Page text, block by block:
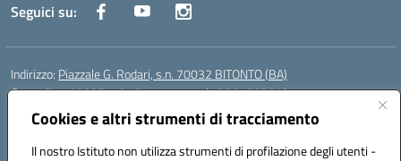
Cookies e altri strumenti di tracciamento
Il nostro Istituto non utilizza strumenti di profilazione degli utenti -
Seguici su:
Indirizzo: Piazzale G. Rodari, s.n. 70032 BITONTO (BA)
Centralino:0803741816 - corso serale 3381807642
Email: BATD220004@istruzione.it
Posta elettronica certificata (PEC):batd220004@pec.istruzione.it